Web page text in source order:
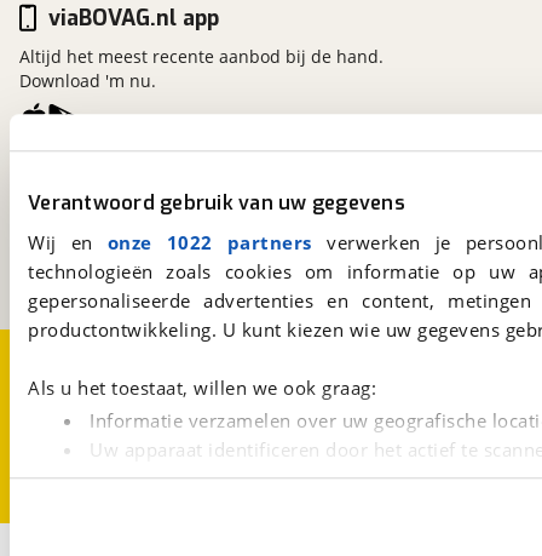
Verantwoord gebruik van uw gegevens
Wij en onze 1022 partners verwerken je
technologieën zoals cookies om informatie op
gepersonaliseerde advertenties en content,
productontwikkeling. U kunt kiezen wie uw gegevens
Als u het toestaat, willen we ook graag:
Informatie verzamelen over uw geografische
Uw apparaat identificeren door het actief te
Lees meer over hoe uw persoonlijke gegevens worden
Kosterijland15
Een initiatief van
BOVAG
viaBOVAG.nl app
Altijd het meest recente aanbod bij de hand.
Download 'm nu.
CookievoorkeurenVacatures